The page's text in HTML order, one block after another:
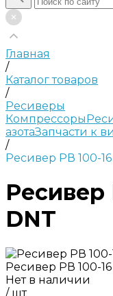
Главная
/
Каталог товаров
/
Ресиверы
Компрессоры
азотаЗапчасти к
/
Ресивер РВ 100-
Ресивер
DNT
Ресивер РВ 100-
Нет в наличии
/ шт